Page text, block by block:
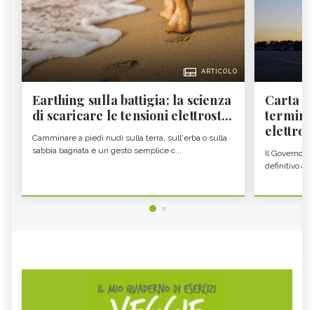
ARTICOLO
Earthing sulla battigia: la scienza
di scaricare le tensioni elettrost...
Camminare a piedi nudi sulla terra, sull'erba o sulla
sabbia bagnata è un gesto semplice c...
Carta
Il Governo
definitivo